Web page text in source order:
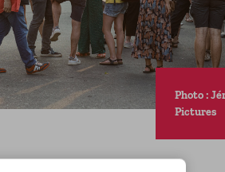
Photo :
Pictures